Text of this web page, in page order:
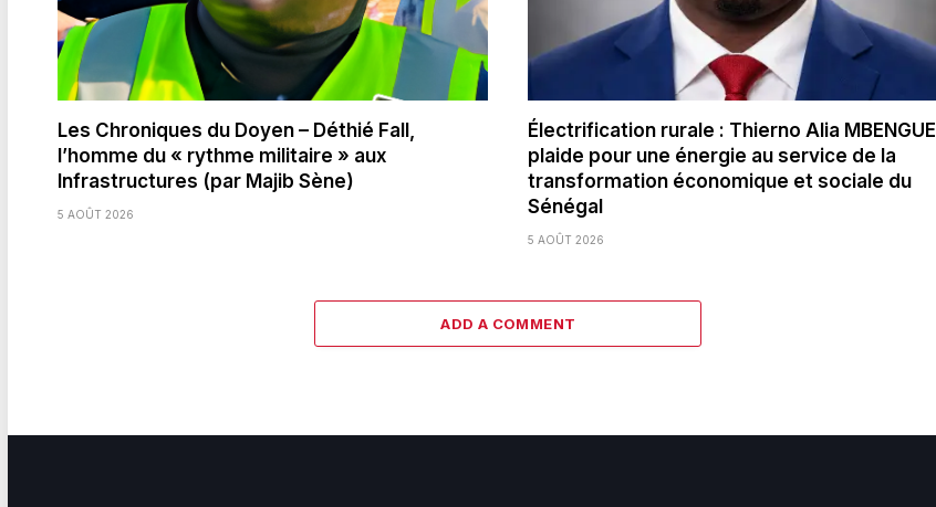
Les Chroniques du Doyen – Déthié Fall,
l’homme du « rythme militaire » aux
Infrastructures (par Majib Sène)
5 AOÛT 2026
Électrification rurale : Thierno Alia MBENGUE
plaide pour une énergie au service de la
transformation économique et sociale du
Sénégal
5 AOÛT 2026
ADD A COMMENT